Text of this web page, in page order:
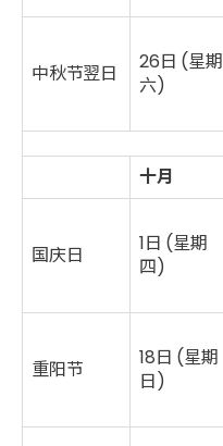
中秋节翌日
26日 (星期
六)
十月
国庆日
1日 (星期
四)
重阳节
18日 (星期
日)